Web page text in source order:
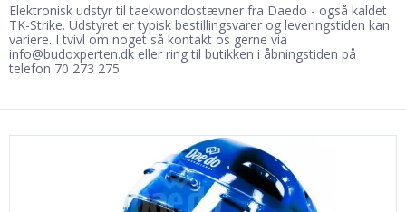
Elektronisk udstyr til taekwondostævner fra Daedo - også kaldet
TK-Strike. Udstyret er typisk bestillingsvarer og leveringstiden kan
variere. I tvivl om noget så kontakt os gerne via
info@budoxperten.dk eller ring til butikken i åbningstiden på
telefon 70 273 275